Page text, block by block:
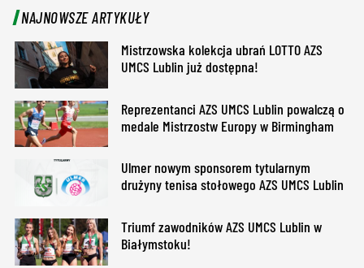
NAJNOWSZE ARTYKUŁY
Mistrzowska kolekcja ubrań LOTTO AZS
UMCS Lublin już dostępna!
Reprezentanci AZS UMCS Lublin powalczą o
medale Mistrzostw Europy w Birmingham
Ulmer nowym sponsorem tytularnym
drużyny tenisa stołowego AZS UMCS Lublin
Triumf zawodników AZS UMCS Lublin w
Białymstoku!